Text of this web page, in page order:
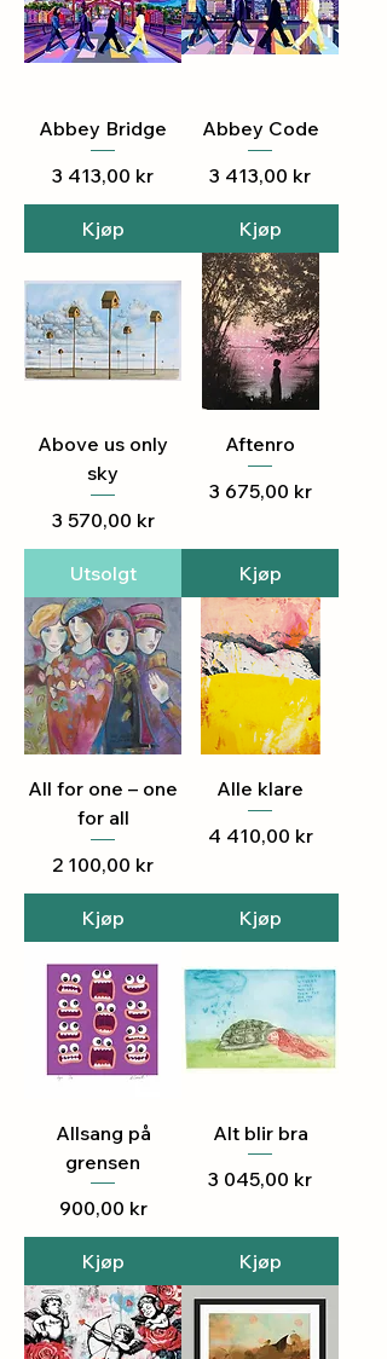
Abbey Bridge
Pris
3 413,00 kr
Kjøp
Abbey Code
Pris
3 413,00 kr
Kjøp
Above us only
sky
Pris
3 570,00 kr
Utsolgt
Aftenro
Pris
3 675,00 kr
Kjøp
All for one – one
for all
Pris
2 100,00 kr
Kjøp
Alle klare
Pris
4 410,00 kr
Kjøp
Allsang på
grensen
Pris
900,00 kr
Kjøp
Alt blir bra
Pris
3 045,00 kr
Kjøp